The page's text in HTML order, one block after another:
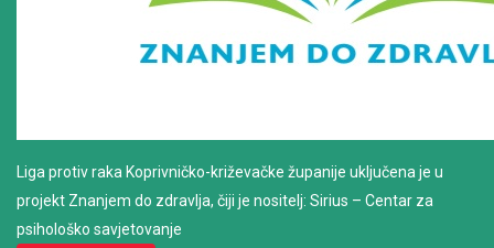
Liga protiv raka Koprivničko-križevačke županije uključena je u
projekt Znanjem do zdravlja, čiji je nositelj: Sirius – Centar za
psihološko savjetovanje